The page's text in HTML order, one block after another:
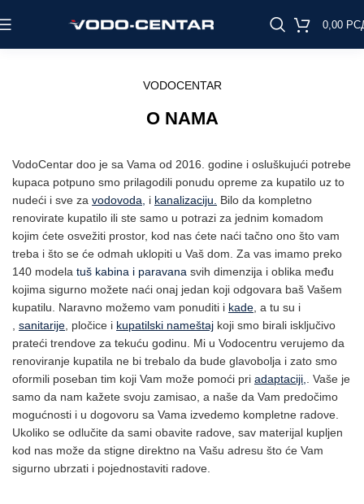
0,00
VODOCENTAR
O NAMA
VodoCentar doo je sa Vama od 2016. godine i osluškujući potrebe
kupaca potpuno smo prilagodili ponudu opreme za kupatilo uz to
nudeći i sve za vodovoda, i kanalizaciju.
Bilo da kompletno
renovirate kupatilo ili ste samo u potrazi za jednim komadom
kojim ćete osvežiti prostor, kod nas ćete naći tačno ono što vam
treba i što se će odmah uklopiti u Vaš dom. Za vas imamo preko
140 modela tuš kabina i paravana svih dimenzija i oblika među
kojima sigurno možete naći onaj jedan koji odgovara baš Vašem
kupatilu. Naravno možemo vam ponuditi i kade , a tu su i
sanitarije , pločice i kupatilski nameštaj koji smo birali isključivo
prateći trendove za tekuću godinu. Mi u Vodocentru verujemo da
renoviranje kupatila ne bi trebalo da bude glavobolja i zato smo
oformili poseban tim koji Vam može pomoći pri adaptaciji,
. Vaše je
samo da nam kažete svoju zamisao, a naše da Vam predočimo
mogućnosti i u dogovoru sa Vama izvedemo kompletne radove.
Ukoliko se odlučite da sami obavite radove, sav materijal kupljen
kod nas može da stigne direktno na Vašu adresu što će Vam
sigurno ubrzati i pojednostaviti radove.